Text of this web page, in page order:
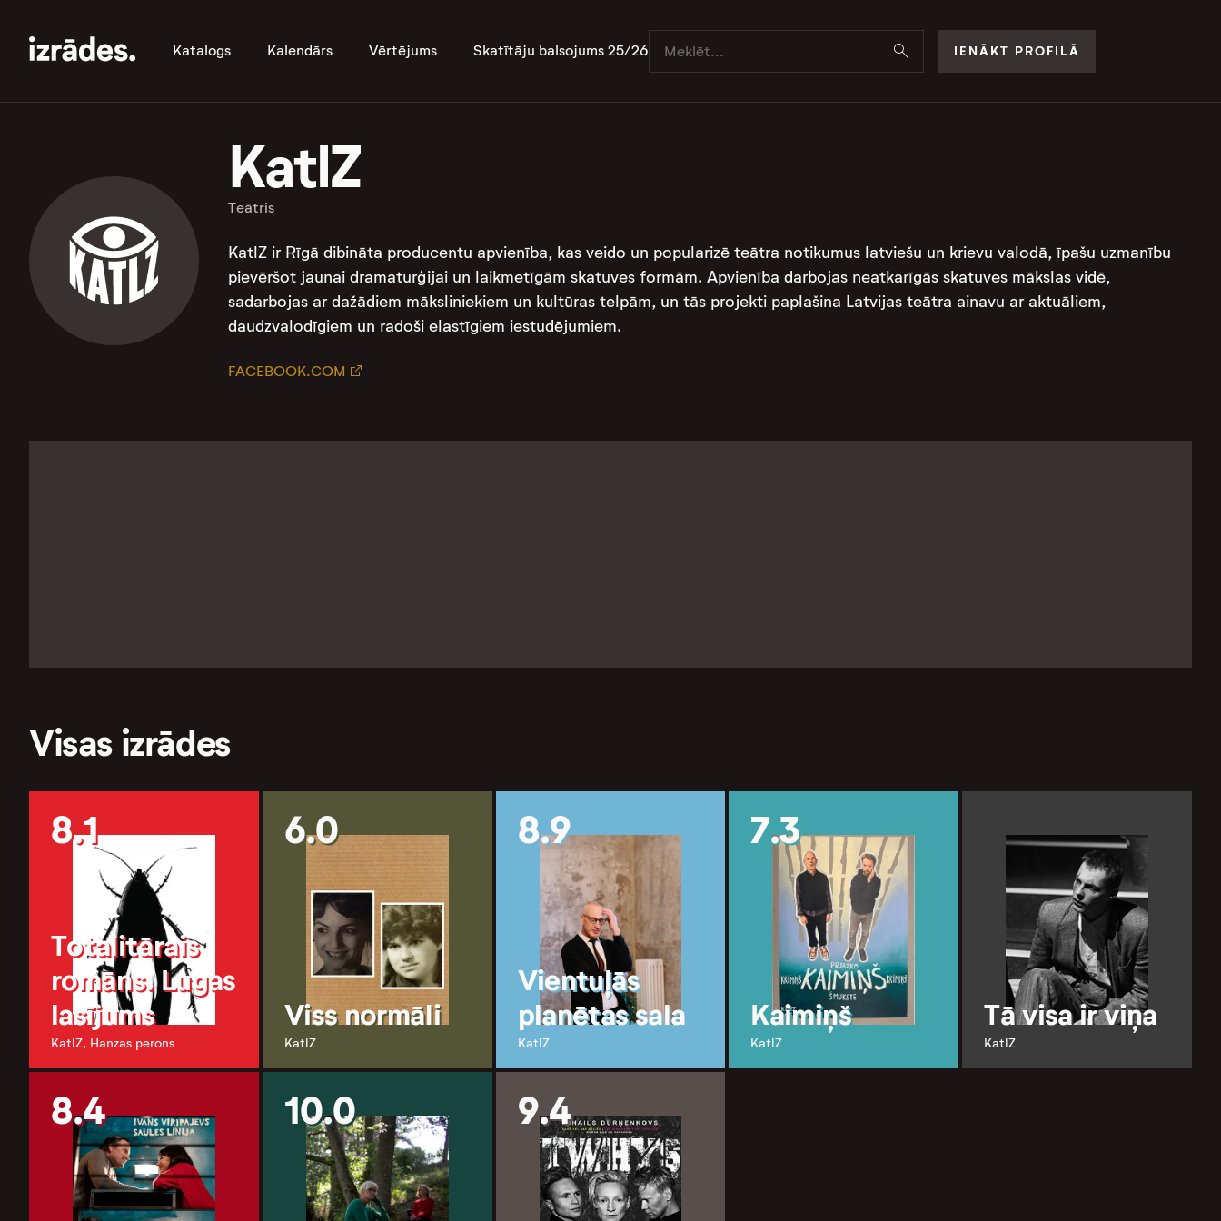
Katalogs Kalendārs Vērtējums Skatītāju balsojums 25/26 IENĀKT PROFILĀ
KatlZ
Teātris
KatlZ ir Rīgā dibināta producentu apvienība, kas veido un popularizē teātra notikumus latviešu un krievu valodā, īpašu uzmanību
pievēršot jaunai dramaturģijai un laikmetīgām skatuves formām. Apvienība darbojas neatkarīgās skatuves mākslas vidē,
sadarbojas ar dažādiem māksliniekiem un kultūras telpām, un tās projekti paplašina Latvijas teātra ainavu ar aktuāliem,
daudzvalodīgiem un radoši elastīgiem iestudējumiem.
FACEBOOK.COM
Visas izrādes
8.1
Totalitārais
romāns. Lugas
lasījums
KatlZ, Hanzas perons
6.0
Viss normāli
KatlZ
8.9
Vientuļās
planētas sala
KatlZ
7.3
Kaimiņš
KatlZ
Tā visa ir viņa
KatlZ
8.4 10.0 9.4